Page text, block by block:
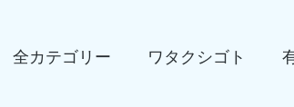
全カテゴリー ワタクシゴト